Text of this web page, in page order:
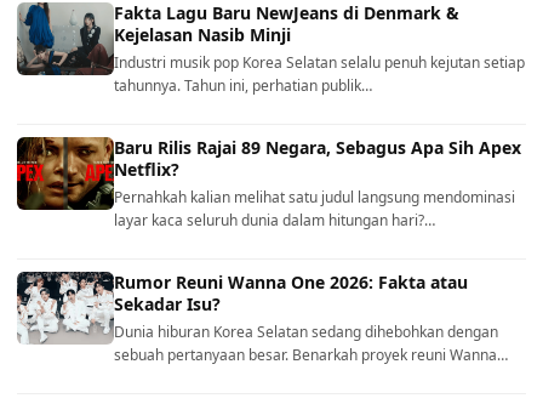
Fakta Lagu Baru NewJeans di Denmark &
Kejelasan Nasib Minji
Industri musik pop Korea Selatan selalu penuh kejutan setiap
tahunnya. Tahun ini, perhatian publik…
Baru Rilis Rajai 89 Negara, Sebagus Apa Sih Apex
Netflix?
Pernahkah kalian melihat satu judul langsung mendominasi
layar kaca seluruh dunia dalam hitungan hari?…
Rumor Reuni Wanna One 2026: Fakta atau
Sekadar Isu?
Dunia hiburan Korea Selatan sedang dihebohkan dengan
sebuah pertanyaan besar. Benarkah proyek reuni Wanna…